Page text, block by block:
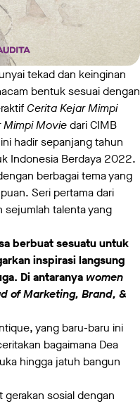
tekad dan keinginan
bentuk sesuai dengan
Cerita Kejar Mimpi
Mimpi Moviedari CIMB
hadir sepanjang tahun
Indonesia Berdaya 2022.
berbagai tema yang
Seri pertama dari
sejumlah talenta yang
berbuat sesuatu untuk
inspirasi langsung
Di antaranya women
of Marketing, Brand, &
yang baru-baru ini
bagaimana Dea
hingga jatuh bangun
sosial dengan